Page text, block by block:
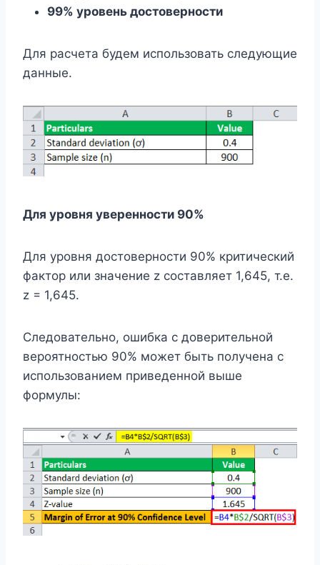
99% уровень достоверности
Для расчета будем использовать следующие
данные.
Для уровня уверенности 90%
Для уровня достоверности 90% критический
фактор или значение z составляет 1,645, т.е.
z = 1,645.
Следовательно, ошибка с доверительной
вероятностью 90% может быть получена с
использованием приведенной выше
формулы: